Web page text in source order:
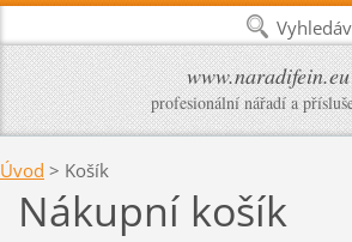
www.naradifein.eu
profesionální nářadí a
Úvod > Košík
Nákupní košík